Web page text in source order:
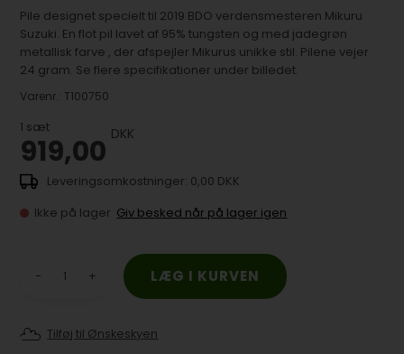
Pile designet specielt til 2019 BDO verdensmesteren Mikuru
Suzuki. En flot pil lavet af 95% tungsten og med jadegrøn
metallisk farve , der afspejler Mikurus unikke stil. Pilene vejer
24 gram. Se flere specifikationer under billedet.
Varenr.: T100750
1 sæt
919,00 DKK
0,00 DKK
Ikke på lager Giv besked når på lager igen
- +
Tilføj til Ønskeskyen